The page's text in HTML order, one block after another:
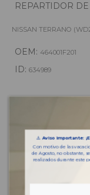
REPARTIDOR
NISSAN TERRANO
OEM: 464001F201
ID: 634989
⚠️Aviso importante:
Con motivo de las
de Agosto, no obstante,
realizados durante este